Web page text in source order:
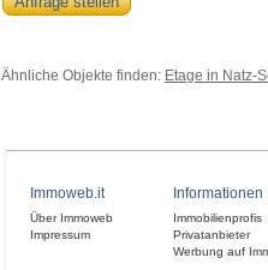
Ähnliche Objekte finden: Etage in Natz-
Immoweb.it
Über Immoweb
Impressum
Informationen
Immobilienprofis
Privatanbieter
Werbung auf